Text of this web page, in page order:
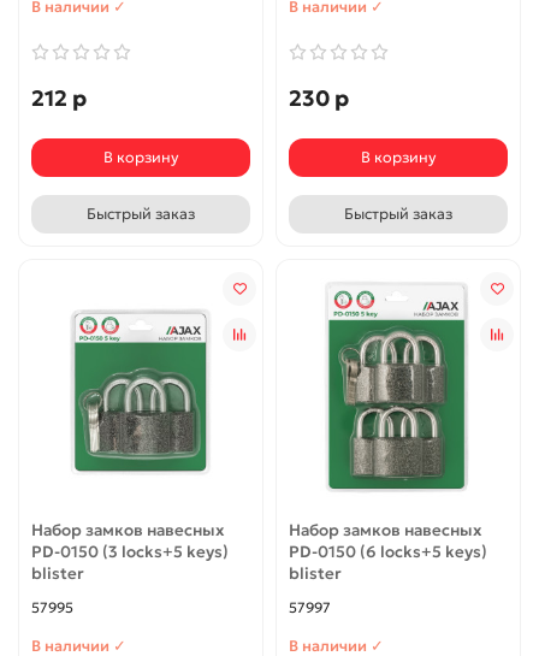
В наличии ✓
212 р
В корзину
Быстрый заказ
В наличии ✓
230 р
В корзину
Быстрый заказ
Набор замков навесных
PD-0150 (3 locks+5 keys)
blister
57995
В наличии ✓
Набор замков навесных
PD-0150 (6 locks+5 keys)
blister
57997
В наличии ✓